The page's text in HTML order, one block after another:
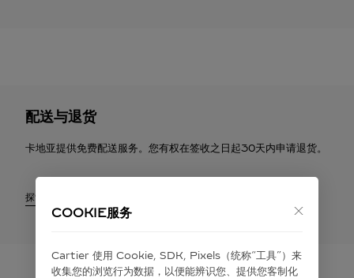
配送与退货
卡地亚提供免费配送服务。您有权在签收之日起30天内申请退货。
探索
COOKIE服务
Cartier 使⽤ Cookie, SDK, Pixels（统称“⼯具”）来
收集您的浏览⾏为数据，以便能辨识您、提供您客制化